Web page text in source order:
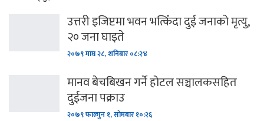
उत्तरी इजिप्टमा भवन भत्किँदा दुई जनाको मृत्यु,
२० जना घाइते
२०७९ माघ २८, शनिबार ०८:२४
मानव बेचबिखन गर्ने होटल सञ्चालकसहित
दुईजना पक्राउ
२०७९ फाल्गुन १, सोमबार १०:२६